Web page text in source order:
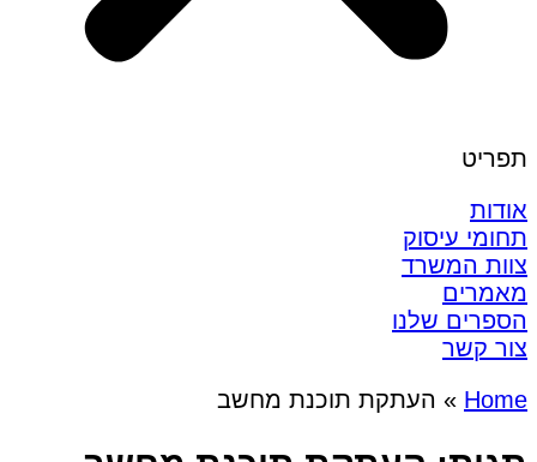
תפריט
אודות
תחומי עיסוק
צוות המשרד
מאמרים
הספרים שלנו
צור קשר
Home
» העתקת תוכנת מחשב